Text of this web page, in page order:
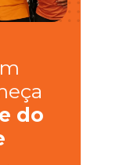
do